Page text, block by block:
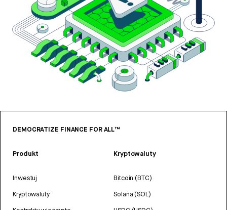
DEMOCRATIZE FINANCE FOR ALL™
Produkt
Inwestuj
Kryptowaluty
Kryptowaluty
Bitcoin (BTC)
Solana (SOL)